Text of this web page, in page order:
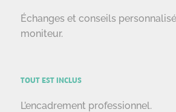
Échanges et conseils
moniteur.
TOUT EST INCLUS
L’encadrement professionnel.